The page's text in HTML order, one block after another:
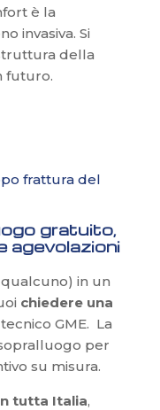
è la
invasiva. Si
della
futuro.
gratuito,
agevolazioni
qualcuno) in un
chiedere una
GME. La
per
su misura.
tutta Italia,